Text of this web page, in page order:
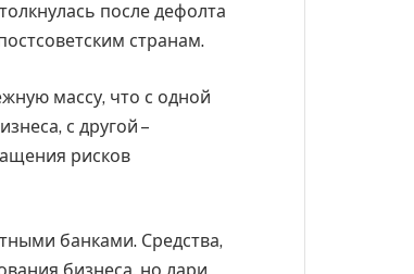
после дефолта
странам.
массу, что с одной
с другой –
рисков
банками. Средства,